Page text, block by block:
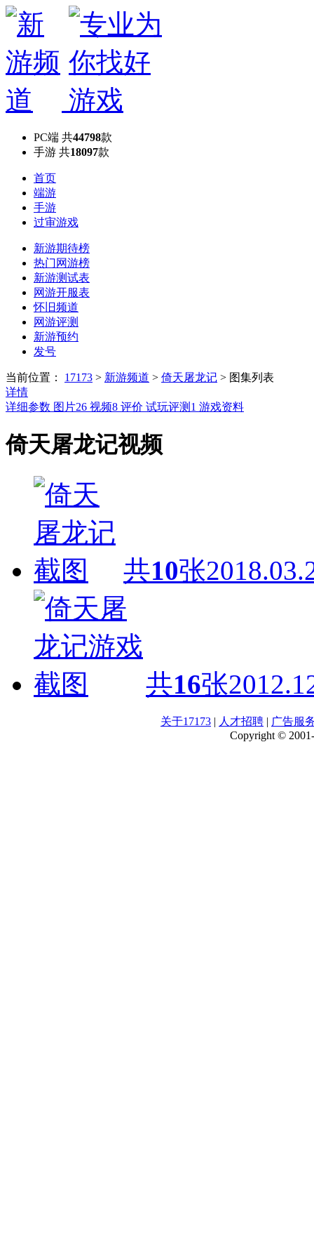
PC端 共44798款
手游 共18097款
首页
端游
手游
过审游戏
新游期待榜
热门网游榜
新游测试表
网游开服表
怀旧频道
网游评测
新游预约
发号
当前位置： 17173 > 新游频道 > 倚天屠龙记 > 图集列表
详情
详细参数 图片26 视频8 评价 试玩评测 1 游戏资料
倚天屠龙记视频
共10张
共16张
关于17173 | 人才招聘 | 广告服
Copyright ©